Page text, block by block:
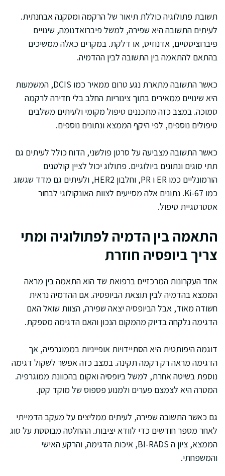
תשובת פתולוגיה כוללת תיאור של הרקמה ומסקנה אבחנתית.
לעיתים התשובה היא שפירה, למשל פיברואדנומה, שינויים
פיברוציסטיים, אדנוזיס, או דלקת. במקרים כאלה ממשיכים
בהתאם להתאמה בין התשובה לבין ההדמיה.
כאשר התשובה מתארת נגע טרום ממאיר כמו DCIS, המשמעות
היא שינויים ממאירים בתוך צינוריות החלב בלי חדירה לרקמה
סמוכה. במצב כזה מתכננים טיפול מקומי ולעיתים משלבים
טיפולים נוספים, לפי היקף הממצא ונתונים נוספים.
כאשר התשובה מצביעה על סרטן פולשני, הדוח כולל לעיתים גם
תתי סוגים ונתונים ביולוגיים. פתולוג יכול לציין קולטנים
הורמונליים כמו ER ו PR, וחלבון HER2, ולעיתים גם מדד שגשוג
כמו Ki-67. נתונים אלה מסייעים לצוות האונקולוגי לבחור
אסטרטגיית טיפול.
התאמה בין הדמיה לפתולוגיה ומתי
צריך ביופסיה חוזרת
אחד העקרונות המרכזיים ברפואת שד הוא התאמה בין מראה
הממצא בהדמיה לבין תוצאת הביופסיה. אם ההדמיה נראית
חשודה מאוד, אבל הביופסיה יצאה שפירה, הצוות שואל האם
הדגימה נלקחה בדיוק מהמקום הנכון והאם הדגימה מספקת.
דוגמה היפותטית היא הסתיידויות אופייניות בממוגרפיה, אך
הדגימה מראה רק רקמה תקינה. במצב כזה אפשר לשקול דגימה
נוספת בשיטה אחרת, למשל ביופסיה ואקום בהכוונת ממוגרפיה.
המטרה היא לצמצם פערים ולמנוע פספוס של מוקד קטן.
גם כאשר התשובה שפירה, לעיתים ממליצים על מעקב הדמייתי
לאחר מספר חודשים כדי לוודא יציבות. ההחלטה מבוססת על סוג
הממצא, ציון ה BI-RADS, איכות הדגימה, והרקע האישי
והמשפחתי.